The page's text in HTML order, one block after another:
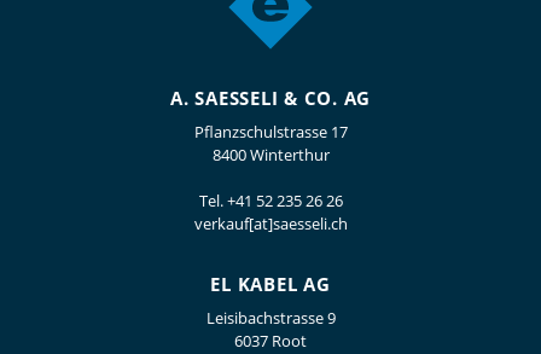
A. SAESSELI & CO. AG
Pflanzschulstrasse 17
8400 Winterthur
Tel.+41 52 235 26 26
verkauf[at]saesseli.ch
EL KABEL AG
Leisibachstrasse 9
6037 Root